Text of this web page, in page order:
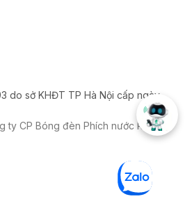
do sở KHĐT TP Hà Nội cấp ngày
ty CP Bóng đèn Phích nước Rạng